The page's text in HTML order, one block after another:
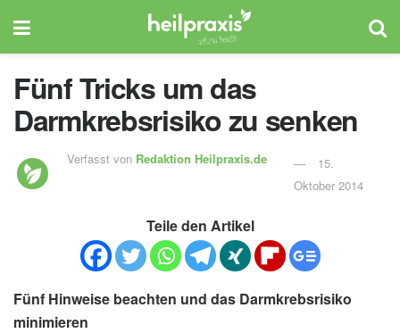
Fünf Tricks um das
Darmkrebsrisiko zu senken
Verfasst von Redaktion Heilpraxis.de
15.
Oktober 2014
Teile den Artikel
Fünf Hinweise beachten und das Darmkrebsrisiko
minimieren